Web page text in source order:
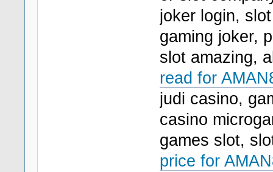
joker login,
gaming joker,
slot amazing,
read for
judi casino,
casino
games slot,
price for